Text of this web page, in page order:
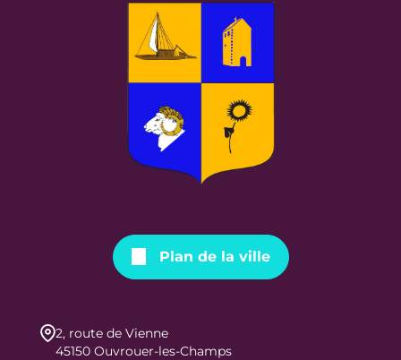
Plan de la ville
2, route de Vienne
45150 Ouvrouer-les-Champs